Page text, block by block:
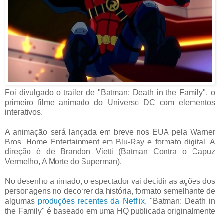
Foi divulgado o trailer de "Batman: Death in the Family", o
primeiro filme animado do Universo DC com elementos
interativos.
A animação será lançada em breve nos EUA pela Warner
Bros. Home Entertainment em Blu-Ray e formato digital. A
direção é de Brandon Vietti (Batman Contra o Capuz
Vermelho, A Morte do Superman).
No desenho animado, o espectador vai decidir as ações dos
personagens no decorrer da história, formato semelhante de
algumas produções recentes da Netflix. "Batman: Death in
the Family" é baseado em uma HQ publicada originalmente